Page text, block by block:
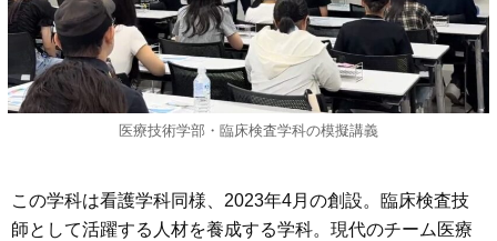
医療技術学部・臨床検査学科の模擬講義
この学科は看護学科同様、2023年4月の創設。臨床検査技
師として活躍する人材を養成する学科。現代のチーム医療